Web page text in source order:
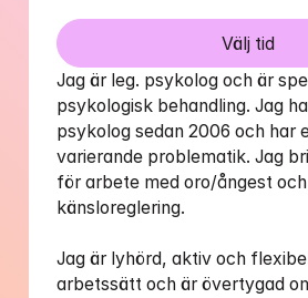
Välj tid
​​​Jag är leg. psykolog och är
psykologisk behandling. Jag
psykolog sedan 2006 och har
varierande problematik. Jag
för arbete med oro/ångest och
känsloreglering.
Jag är lyhörd, aktiv och
arbetssätt och är övertygad